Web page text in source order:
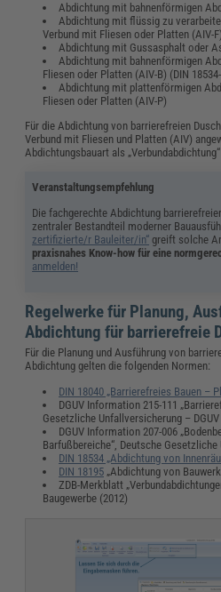
Abdichtung mit bahnenförmigen
Abdichtung mit flüssig zu
Verbund mit Fliesen oder Platten (AIV-
Abdichtung mit Gussasphalt oder
Abdichtung mit bahnenförmigen
Fliesen oder Platten (AIV-B) (DIN
Abdichtung mit plattenförmigen
Fliesen oder Platten (AIV-P)
Für die Abdichtung von barrierefreien
Verbund mit Fliesen und Platten (AIV)
Abdichtungsbauart als
Veranstaltungsempfehlung
Die fachgerechte Abdichtung
zentraler Bestandteil moderner
zertifizierte/r Bauleiter/in“ greift solche
praxisnahes Know-how für eine
anmelden!
Regelwerke für Planung,
Abdichtung für barrierefreie
Für die Planung und Ausführung von
Abdichtung gelten die folgenden Normen:
DIN 18040 „Barrierefreies Bauen –
DGUV Information 215-111
Gesetzliche Unfallversicherung – DGUV
DGUV Information 207-006
Barfußbereiche“, Deutsche
DIN 18534 „Abdichtung von
DIN 18195 „Abdichtung von
ZDB-Merkblatt
Baugewerbe (2012)